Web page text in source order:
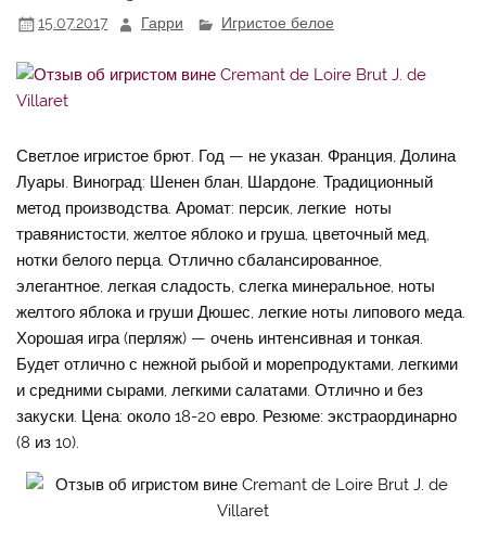
15.07.2017 Гарри Игристое белое
Светлое игристое брют. Год — не указан. Франция, Долина
Луары. Виноград: Шенен блан, Шардоне. Традиционный
метод производства. Аромат: персик, легкие ноты
травянистости, желтое яблоко и груша, цветочный мед,
нотки белого перца. Отлично сбалансированное,
элегантное, легкая сладость, слегка минеральное, ноты
желтого яблока и груши Дюшес, легкие ноты липового меда.
Хорошая игра (перляж) — очень интенсивная и тонкая.
Будет отлично с нежной рыбой и морепродуктами, легкими
и средними сырами, легкими салатами. Отлично и без
закуски. Цена: около 18-20 евро. Резюме: экстраординарно
(8 из 10).